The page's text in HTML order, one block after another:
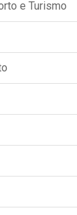
e Turismo